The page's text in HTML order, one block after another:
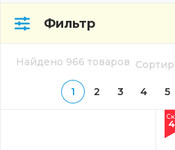
Фильтр
Найдено 966 товаров
1 2 3 4 5